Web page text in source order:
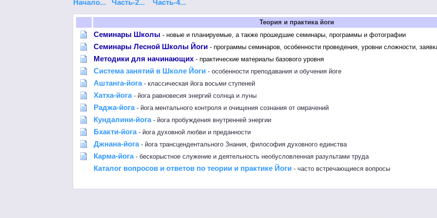
Начало...
Часть-2... Часть-4...
Теория и практика йоги
Семинары Школы - новые и планируемые, а также прошедшие семинары, программы и фотографии
Семинары Лесной Школы Йоги - программы семинаров, особенности проведения, уровни сложности,
Методики для начинающих - практические материалы базового уровня
Система занятий в Школе Йоги - особенности преподавания и обучения йоге
Аштанга-йога- классическая йога восьми ступеней
Хатха-йога- йога равновесия энергий солнца и луны
Раджа-йога- йога ментального контроля и очищения сознания от омрачений
Кундалини-йога- йога пробуждения внутренней энергии
Бхакти-йога- йога духовной любви и преданности
Джнана-йога- йога трансцендентального Знания, философия духовного единства
Карма-йога- бескорыстное служение и деятельность необусловленная разультами труда
Каталог вопросов и ответов по теории и практике Йоги - часто встречающиеся вопросы